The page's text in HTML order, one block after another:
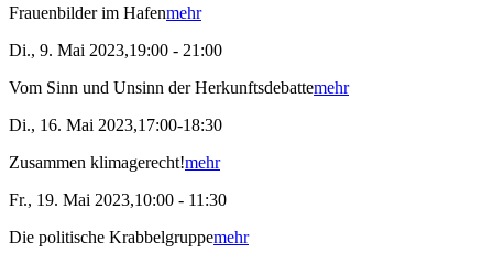
Frauenbilder im Hafenmehr
Di., 9. Mai 2023,19:00 - 21:00
Vom Sinn und Unsinn der Herkunftsdebattemehr
Di., 16. Mai 2023,17:00-18:30
Zusammen klimagerecht!mehr
Fr., 19. Mai 2023,10:00 - 11:30
Die politische Krabbelgruppemehr